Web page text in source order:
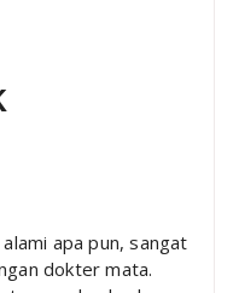
apa pun, sangat
dokter mata.